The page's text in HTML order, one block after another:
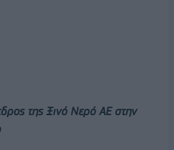
της Ξινό Νερό ΑΕ στην